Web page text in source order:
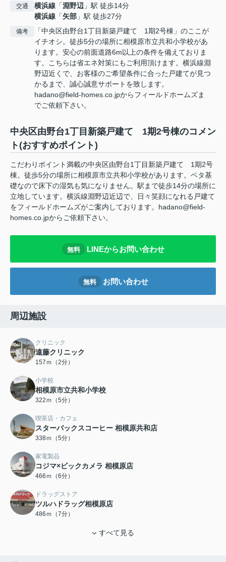
交通 横浜線 「淵野辺 」駅 徒歩14分
横浜線 「矢部 」駅 徒歩27分
備考
「中央区由野台1丁目新築戸建て 1期2号棟」のここが
イチオシ。徒歩5分の場所に相模原市立共和小学校があ
ります。安心の前面道路6m以上の条件を備えておりま
す。こちらは省エネ対策にもご利用頂けます。横浜線淵
野辺近くで、お客様のご希望条件に合った戸建てが見つ
かるまで、誠心誠意サポートを致します。
hadano@field-homes.co.jpからフィールドホームズま
でご依頼下さい。
中央区由野台1丁目新築戸建て 1期2号棟のコメン
ト(おすすめポイント)
こだわりポイント満載の中央区由野台1丁目新築戸建て 1期2号
棟。徒歩5分の場所に相模原市立共和小学校があります。ベタ基
礎なので床下の湿気も気になりません。駅まで徒歩14分の場所に
立地しています。横浜線淵野辺近辺で、日々笑顔になれる戸建て
をフィールドホームズがご案内しております。hadano@field-
homes.co.jpからご依頼下さい。
無料 LINEからお問い合わせ
無料 お問い合わせ
周辺施設
クリニック
遠藤クリニック
157ｍ（2分）
小学校
相模原市立共和小学校
322ｍ（5分）
喫茶店・カフェ
スターバックスコーヒー 相模原共和店
338ｍ（5分）
家電製品
コジマ×ビックカメラ 相模原店
466ｍ（6分）
ドラッグストア
ツルハドラッグ相模原店
486ｍ（7分）
すべて見る